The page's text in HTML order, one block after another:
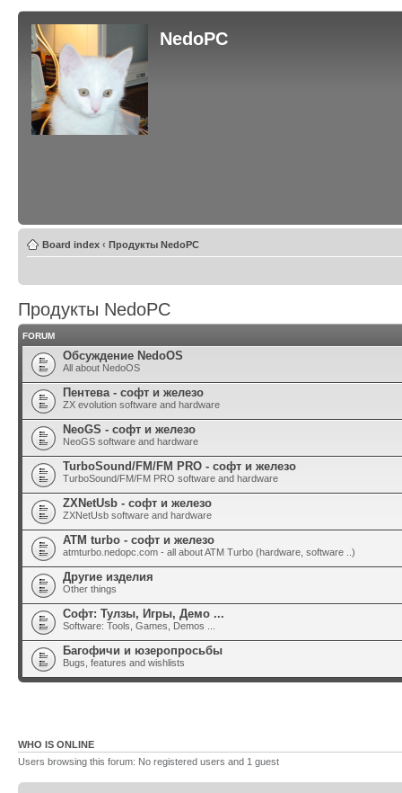
NedoPC
Board index ‹ Продукты NedoPC
Продукты NedoPC
FORUM
Обсуждение NedoOS
All about NedoOS
Пентева - софт и железо
ZX evolution software and hardware
NeoGS - софт и железо
NeoGS software and hardware
TurboSound/FM/FM PRO - софт и железо
TurboSound/FM/FM PRO software and hardware
ZXNetUsb - софт и железо
ZXNetUsb software and hardware
ATM turbo - софт и железо
atmturbo.nedopc.com - all about ATM Turbo (hardware, software ..)
Другие изделия
Other things
Софт: Тулзы, Игры, Демо ...
Software: Tools, Games, Demos ...
Багофичи и юзеропросьбы
Bugs, features and wishlists
WHO IS ONLINE
Users browsing this forum: No registered users and 1 guest